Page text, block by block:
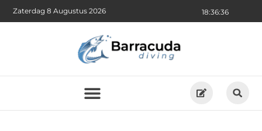
18:36:37
Zaterdag 8 Augustus 2026